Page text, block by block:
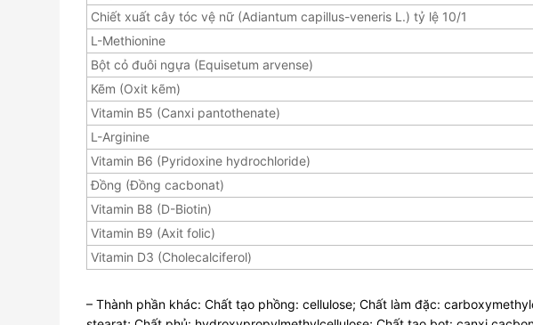
Chiết xuất cây tóc vệ nữ (Adiantum capillus-veneris L.) tỷ lệ 10/1
L-Methionine
Bột cỏ đuôi ngựa (Equisetum arvense)
Kẽm (Oxit kẽm)
Vitamin B5 (Canxi pantothenate)
L-Arginine
Vitamin B6 (Pyridoxine hydrochloride)
Đồng (Đồng cacbonat)
Vitamin B8 (D-Biotin)
Vitamin B9 (Axit folic)
Vitamin D3 (Cholecalciferol)
– Thành phần khác: Chất tạo phồng: cellulose; Chất làm đặc: